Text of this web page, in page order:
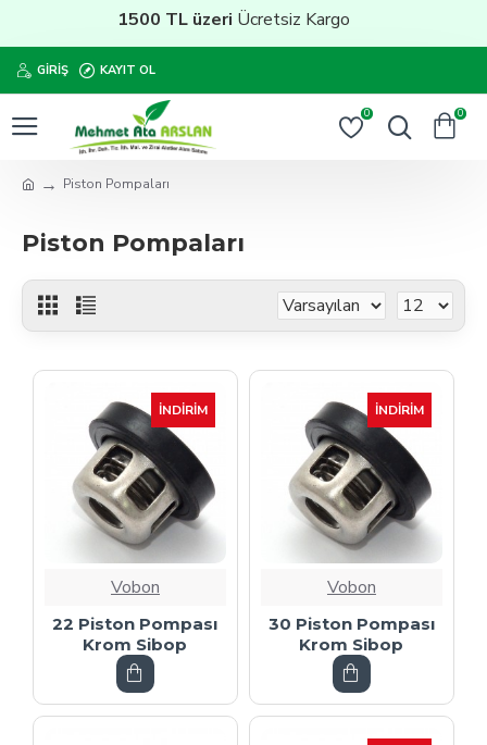
1500 TL üzeriÜcretsiz Kargo
GIRIŞ KAYIT OL
0 0
Piston Pompaları
Piston Pompaları
İNDIRIM
Vobon
22 Piston Pompası
Krom Sibop
İNDIRIM
Vobon
30 Piston Pompası
Krom Sibop